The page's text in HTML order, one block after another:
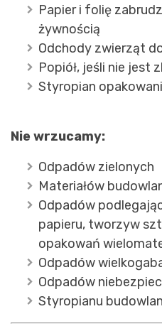
Papier i folię
żywnością
Odchody zwierząt
Popiół, jeśli nie jest
Styropian
Nie wrzucamy:
Odpadów zielonych
Materiałów
Odpadów
papieru, tworzyw
opakowań
Odpadów
Odpadów
Styropianu